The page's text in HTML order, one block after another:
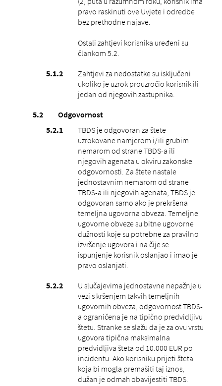
pravo raskinuti ove Uvjete i odredbe
bez prethodne najave.
Ostali zahtjevi korisnika uređeni su
člankom 5.2.
Zahtjevi za nedostatke su isključeni
ukoliko je uzrok prouzročio korisnik ili
jedan od njegovih zastupnika.
Odgovornost
TBDS je odgovoran za štete
uzrokovane namjerom i/ili grubim
nemarom od strane TBDS-a ili
njegovih agenata u okviru zakonske
odgovornosti. Za štete nastale
jednostavnim nemarom od strane
TBDS-a ili njegovih agenata, TBDS je
odgovoran samo ako je prekršena
temeljna ugovorna obveza. Temeljne
ugovorne obveze su bitne ugovorne
dužnosti koje su potrebne za pravilno
izvršenje ugovora i na čije se
ispunjenje korisnik oslanjao i imao je
pravo oslanjati.
U slučajevima jednostavne nepažnje u
vezi s kršenjem takvih temeljnih
ugovornih obveza, odgovornost TBDS-
a ograničena je na tipično predvidljivu
štetu. Stranke se slažu da je za ovu vrstu
ugovora tipična maksimalna
predvidljiva šteta od 10.000 EUR po
incidentu. Ako korisniku prijeti šteta
koja bi mogla premašiti taj iznos,
dužan je odmah obavijestiti TBDS.